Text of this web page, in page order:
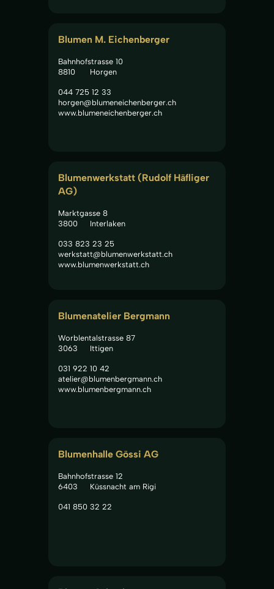
Blumen M. Eichenberger
Bahnhofstrasse 10
8810
Horgen
044 725 12 33
horgen@blumeneichenberger.ch
www.blumeneichenberger.ch
Blumenwerkstatt (Rudolf Häfliger
AG)
Marktgasse 8
3800
Interlaken
033 823 23 25
werkstatt@blumenwerkstatt.ch
www.blumenwerkstatt.ch
Blumenatelier Bergmann
Worblentalstrasse 87
3063
Ittigen
031 922 10 42
atelier@blumenbergmann.ch
www.blumenbergmann.ch
Blumenhalle Gössi AG
Bahnhofstrasse 12
6403
Küssnacht am Rigi
041 850 32 22